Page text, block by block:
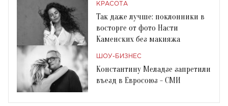
КРАСОТА
Так даже лучше: поклонники в
восторге от фото Насти
Каменских без макияжа
ШОУ-БИЗНЕС
Константину Меладзе запретили
въезд в Евросоюз - СМИ